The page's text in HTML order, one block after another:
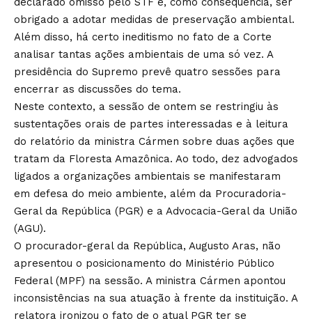
obrigado a adotar medidas de preservação ambiental.
Além disso, há certo ineditismo no fato de a Corte
analisar tantas ações ambientais de uma só vez. A
presidência do Supremo prevê quatro sessões para
encerrar as discussões do tema.
Neste contexto, a sessão de ontem se restringiu às
sustentações orais de partes interessadas e à leitura
do relatório da ministra Cármen sobre duas ações que
tratam da Floresta Amazônica. Ao todo, dez advogados
ligados a organizações ambientais se manifestaram
em defesa do meio ambiente, além da Procuradoria-
Geral da República (PGR) e a Advocacia-Geral da União
(AGU).
O procurador-geral da República, Augusto Aras, não
apresentou o posicionamento do Ministério Público
Federal (MPF) na sessão. A ministra Cármen apontou
inconsistências na sua atuação à frente da instituição. A
relatora ironizou o fato de o atual PGR ter se